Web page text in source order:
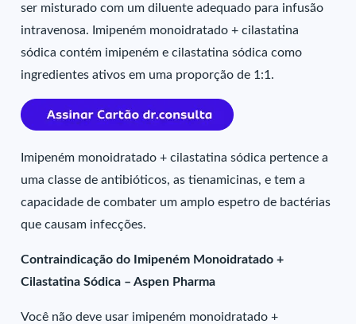
ser misturado com um diluente adequado para infusão
intravenosa. Imipeném monoidratado + cilastatina
sódica contém imipeném e cilastatina sódica como
ingredientes ativos em uma proporção de 1:1.
Imipeném monoidratado + cilastatina sódica pertence a
uma classe de antibióticos, as tienamicinas, e tem a
capacidade de combater um amplo espetro de bactérias
que causam infecções.
Contraindicação do Imipeném Monoidratado +
Cilastatina Sódica – Aspen Pharma
Você não deve usar imipeném monoidratado +